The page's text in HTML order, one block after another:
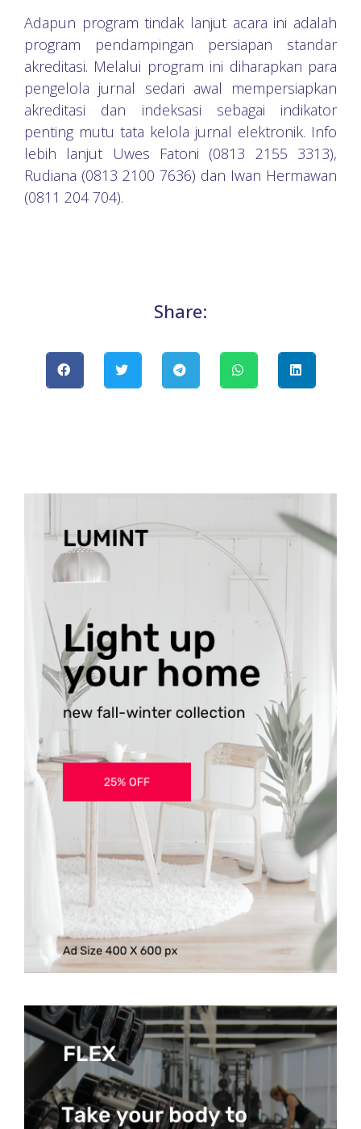
Adapun program tindak lanjut acara ini adalah
program pendampingan persiapan standar
akreditasi. Melalui program ini diharapkan para
pengelola jurnal sedari awal mempersiapkan
akreditasi dan indeksasi sebagai indikator
penting mutu tata kelola jurnal elektronik. Info
lebih lanjut Uwes Fatoni (0813 2155 3313),
Rudiana (0813 2100 7636) dan Iwan Hermawan
(0811 204 704).
Share: